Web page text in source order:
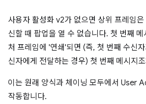
사용자 활성화 v2가 없으면 상위 프레임
신할 때 팝업을 열 수 없습니다. 첫 번째
처 프레임에 '연쇄'되면 (즉, 첫 번째 수신
신자에게 전달하는 경우) 첫 번째 메시지
이는 원래 양식과 체이닝 모두에서 User
작동합니다.